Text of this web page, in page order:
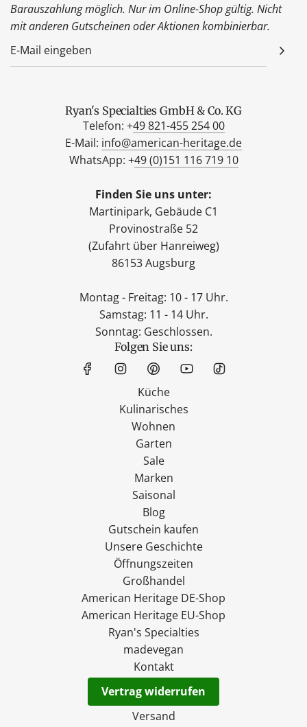
Barauszahlung möglich. Nur im Online-Shop gültig. Nicht
mit anderen Gutscheinen oder Aktionen kombinierbar.
Ryan's Specialties GmbH & Co. KG
Telefon: +49 821-455 254 00
E-Mail: info@american-heritage.de
WhatsApp: +49 (0)151 116 719 10
Finden Sie uns unter:
Martinipark, Gebäude C1
Provinostraße 52
(Zufahrt über Hanreiweg)
86153 Augsburg
Montag - Freitag: 10 - 17 Uhr.
Samstag: 11 - 14 Uhr.
Sonntag: Geschlossen.
Folgen Sie uns:
Küche
Kulinarisches
Wohnen
Garten
Sale
Marken
Saisonal
Blog
Gutschein kaufen
Unsere Geschichte
Öffnungszeiten
Großhandel
American Heritage DE-Shop
American Heritage EU-Shop
Ryan's Specialties
madevegan
Kontakt
Vertrag widerrufen
Versand